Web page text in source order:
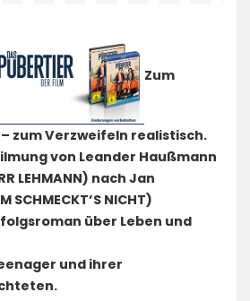
Zum
zum Verzweifeln realistisch.
von Leander Haußmann
LEHMANN) nach Jan
SCHMECKT’S NICHT)
über Leben und
und ihrer